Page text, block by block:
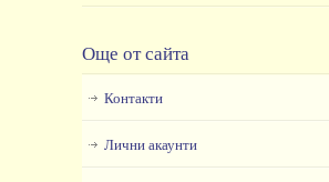
Още от сайта
Контакти
Лични акаунти